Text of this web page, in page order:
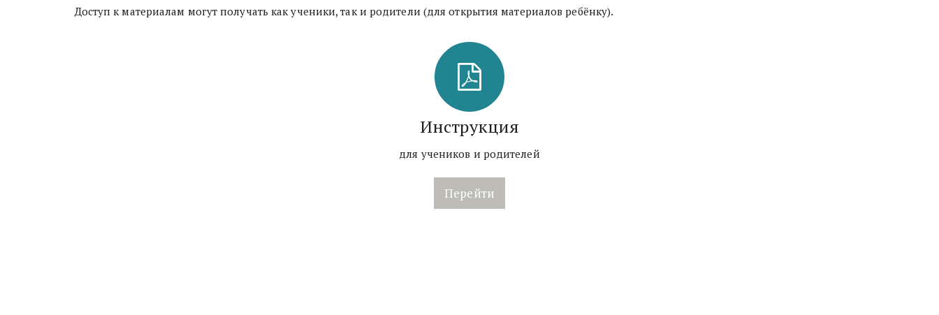
Доступ к материалам могут получать как ученики, так и родители (для открытия материалов ребёнку).
Инструкция
для учеников и родителей
Перейти